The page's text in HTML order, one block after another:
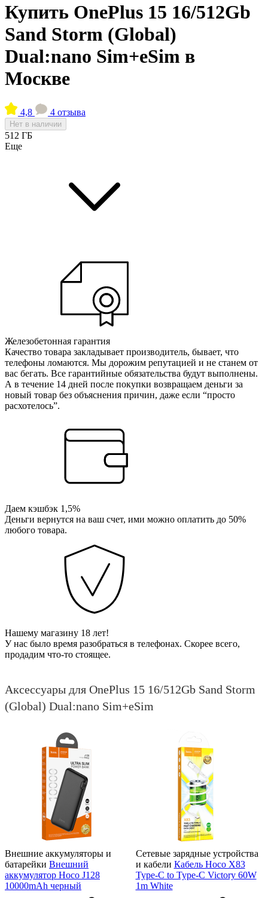
Купить OnePlus 15 16/512Gb
Sand Storm (Global)
Dual:nano Sim+eSim в
Москве
4,8 4 отзыва
Нет в наличии
512 ГБ
Еще
Железобетонная гарантия
Качество товара закладывает производитель, бывает, что
телефоны ломаются. Мы дорожим репутацией и не станем от
вас бегать. Все гарантийные обязательства будут выполнены.
А в течение 14 дней после покупки возвращаем деньги за
новый товар без объяснения причин, даже если “просто
расхотелось”.
Даем кэшбэк 1,5%
Деньги вернутся на ваш счет, ими можно оплатить до 50%
любого товара.
Нашему магазину 18 лет!
У нас было время разобраться в телефонах. Скорее всего,
продадим что-то стоящее.
Аксессуары для OnePlus 15 16/512Gb Sand Storm
(Global) Dual:nano Sim+eSim
Внешние аккумуляторы и
батарейки Внешний
аккумулятор Hoco J128
10000mAh черный
Сетевые зарядные устройства
и кабели Кабель Hoco X83
Type-C to Type-C Victory 60W
1m White